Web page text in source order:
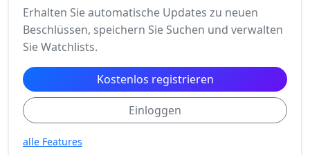
Erhalten Sie automatische Updates zu neuen
Beschlüssen, speichern Sie Suchen und verwalten
Sie Watchlists.
Kostenlos registrieren
Einloggen
alle Features